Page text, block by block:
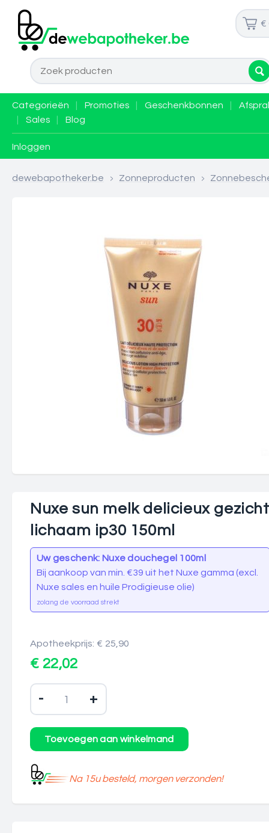
€
Categorieën Promoties Geschenkbonnen
Sales Blog
Inloggen
dewebapotheker.be > Zonneproducten >
Nuxe sun melk delicieux gezicht
lichaam ip30 150ml
Uw geschenk: Nuxe douchegel 100ml
Bij aankoop van min. €39 uit het Nuxe gamma (excl.
Nuxe sales en huile Prodigieuse olie)
zolang de voorraad strekt
Apotheekprijs: € 25,90
€ 22,02
- +
Na 15u besteld, morgen verzonden!